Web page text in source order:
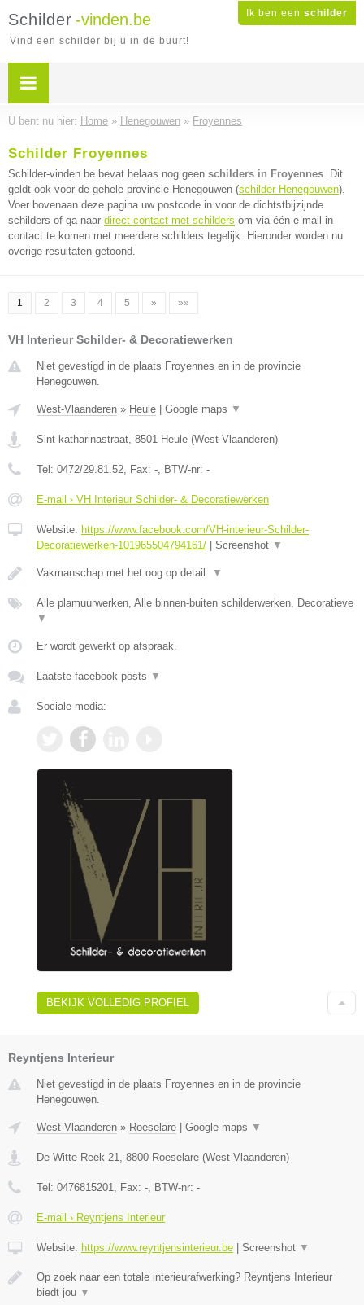
Ik ben een schilder
Schilder -vinden.be
Vind een schilder bij u in de buurt!
U bent nu hier: Home » Henegouwen » Froyennes
Schilder Froyennes
Schilder-vinden.be bevat helaas nog geen schilders in Froyennes. Dit
geldt ook voor de gehele provincie Henegouwen (schilder Henegouwen).
Voer bovenaan deze pagina uw postcode in voor de dichtstbijzijnde
schilders of ga naar direct contact met schilders om via één e-mail in
contact te komen met meerdere schilders tegelijk. Hieronder worden nu
overige resultaten getoond.
1 2 3 4 5 » »»
VH Interieur Schilder- & Decoratiewerken
Niet gevestigd in de plaats Froyennes en in de provincie
Henegouwen.
West-Vlaanderen » Heule Google maps ▼
Sint-katharinastraat, 8501 Heule (West-Vlaanderen)
Tel: 0472/29.81.52, Fax: -, BTW-nr: -
E-mail › VH Interieur Schilder- & Decoratiewerken
Website: https://www.facebook.com/VH-interieur-Schilder-
Decoratiewerken-101965504794161/
Screenshot ▼
Vakmanschap met het oog op detail. ▼
Alle plamuurwerken, Alle binnen-buiten schilderwerken, Decoratieve
▼
Er wordt gewerkt op afspraak.
Laatste facebook posts ▼
Sociale media:
BEKIJK VOLLEDIG PROFIEL
Reyntjens Interieur
Niet gevestigd in de plaats Froyennes en in de provincie
Henegouwen.
West-Vlaanderen » Roeselare Google maps ▼
De Witte Reek 21 8800 Roeselare (West-Vlaanderen)
Tel: 0476815201 , Fax: - , BTW-nr: -
E-mail › Reyntjens Interieur
Website: https://www.reyntjensinterieur.be Screenshot ▼
Op zoek naar een totale interieurafwerking? Reyntjens Interieur
biedt jou ▼